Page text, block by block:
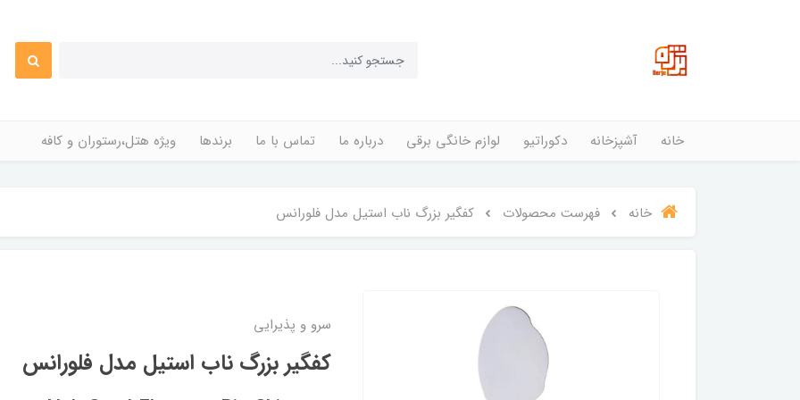
خانه آشپزخانه دکوراتیو لوازم خانگی برقی درباره ما تماس با ما برندها ویژه هتل،رستوران و کافه
خانه فهرست محصولات کفگیر بزرگ ناب استیل مدل فلورانس
سرو و پذیرایی
کفگیر بزرگ ناب استیل مدل فلورانس